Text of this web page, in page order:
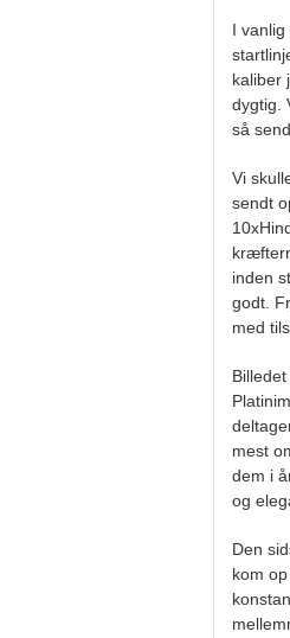
I
kaliber
dygtig.
så
Vi
sendt
inden
godt.
med
mest
dem i
og
Den
kom